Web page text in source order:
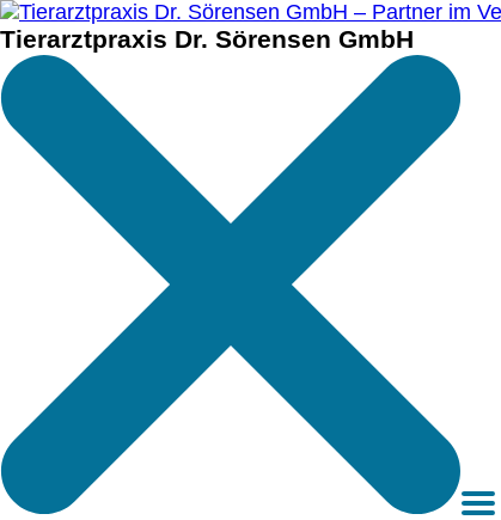
Tierarztpraxis Dr. Sörensen GmbH